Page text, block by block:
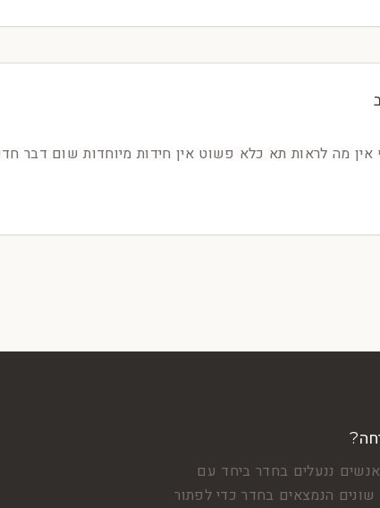
מה לראות תא כלא פשוט אין חידות מיוחדות שום דבר
ננעלים בחדר ביחד עם
הנמצאים בחדר כדי לפתור